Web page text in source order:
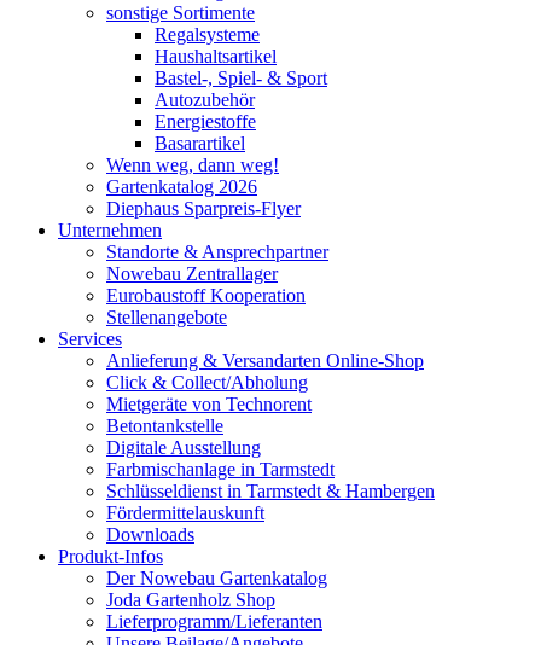
sonstige Sortimente
Regalsysteme
Haushaltsartikel
Bastel-, Spiel- & Sport
Autozubehör
Energiestoffe
Basarartikel
Wenn weg, dann weg!
Gartenkatalog 2026
Diephaus Sparpreis-Flyer
Unternehmen
Standorte & Ansprechpartner
Nowebau Zentrallager
Eurobaustoff Kooperation
Stellenangebote
Services
Anlieferung & Versandarten Online-Shop
Click & Collect/Abholung
Mietgeräte von Technorent
Betontankstelle
Digitale Ausstellung
Farbmischanlage in Tarmstedt
Schlüsseldienst in Tarmstedt & Hambergen
Fördermittelauskunft
Downloads
Produkt-Infos
Der Nowebau Gartenkatalog
Joda Gartenholz Shop
Lieferprogramm/Lieferanten